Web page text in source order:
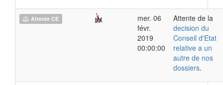
Attente CE
mer. 06
févr.
2019
00:00:00
Attente de la
decision du
Conseil d'Etat
relative a un
autre de nos
dossiers.